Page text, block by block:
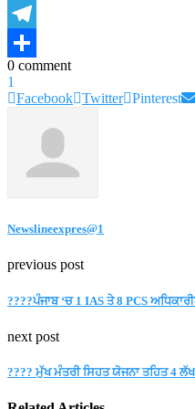
Copy
Link
Telegram
Share
0 comment
1
Facebook Twitter Pinterest
Newslineexpres@1
previous post
????ਪੰਜਾਬ ‘ਚ 1 IAS ਤੇ 8 PCS
next post
???? ਮੁੱਖ ਮੰਤਰੀ ਸਿਹਤ ਯੋਜਨਾ ਤਹਿਤ